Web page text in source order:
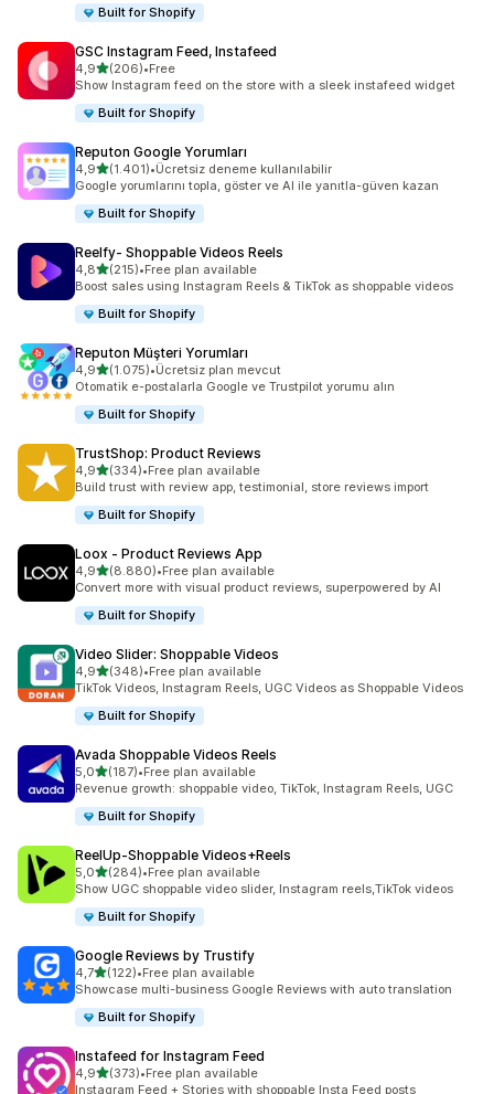
Built for Shopify
GSC Instagram Feed, Instafeed
4,95 yıldız üzerinden
(206)
toplam 206 değerlendirme
•Free
Show Instagram feed on the store with a sleek instafeed widget
Built for Shopify
Reputon Google Yorumları
4,95 yıldız üzerinden
(1.401)
toplam 1401 değerlendirme
•Ücretsiz deneme kullanılabilir
Google yorumlarını topla, göster ve AI ile yanıtla-güven kazan
Built for Shopify
Reelfy‑ Shoppable Videos Reels
4,85 yıldız üzerinden
(215)
toplam 215 değerlendirme
•Free plan available
Boost sales using Instagram Reels & TikTok as shoppable videos
Built for Shopify
Reputon Müşteri Yorumları
4,95 yıldız üzerinden
(1.075)
toplam 1075 değerlendirme
•Ücretsiz plan mevcut
Otomatik e-postalarla Google ve Trustpilot yorumu alın
Built for Shopify
TrustShop: Product Reviews
4,95 yıldız üzerinden
(334)
toplam 334 değerlendirme
•Free plan available
Build trust with review app, testimonial, store reviews import
Built for Shopify
Loox ‑ Product Reviews App
4,95 yıldız üzerinden
(8.880)
toplam 8880 değerlendirme
•Free plan available
Convert more with visual product reviews, superpowered by AI
Built for Shopify
Video Slider: Shoppable Videos
4,95 yıldız üzerinden
(348)
toplam 348 değerlendirme
•Free plan available
TikTok Videos, Instagram Reels, UGC Videos as Shoppable Videos
Built for Shopify
Avada Shoppable Videos Reels
5,05 yıldız üzerinden
(187)
toplam 187 değerlendirme
•Free plan available
Revenue growth: shoppable video, TikTok, Instagram Reels, UGC
Built for Shopify
ReelUp‑Shoppable Videos+Reels
5,05 yıldız üzerinden
(284)
toplam 284 değerlendirme
•Free plan available
Show UGC shoppable video slider, Instagram reels,TikTok videos
Built for Shopify
Google Reviews by Trustify
4,75 yıldız üzerinden
(122)
toplam 122 değerlendirme
•Free plan available
Showcase multi-business Google Reviews with auto translation
Built for Shopify
Instafeed for Instagram Feed
4,95 yıldız üzerinden
(373)
toplam 373 değerlendirme
•Free plan available
Instagram Feed + Stories with shoppable Insta Feed posts